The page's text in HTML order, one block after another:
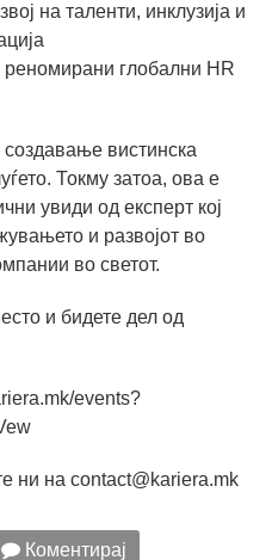
на таленти, инклузија и
реномирани глобални HR
создавање вистинска
Токму затоа, ова е
увиди од експерт кој
и развојот во
во светот.
и бидете дел од
events?
ни на contact@kariera.mk
Коментирај